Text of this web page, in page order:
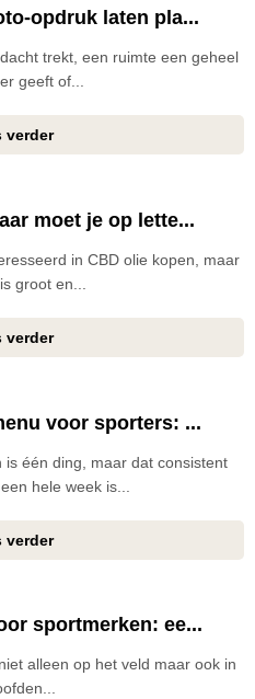
opdruk laten pla...
trekt, een ruimte een geheel
geeft of...
verder
moet je op lette...
in CBD olie kopen, maar
groot en...
verder
voor sporters: ...
één ding, maar dat consistent
hele week is...
verder
sportmerken: ee...
alleen op het veld maar ook in